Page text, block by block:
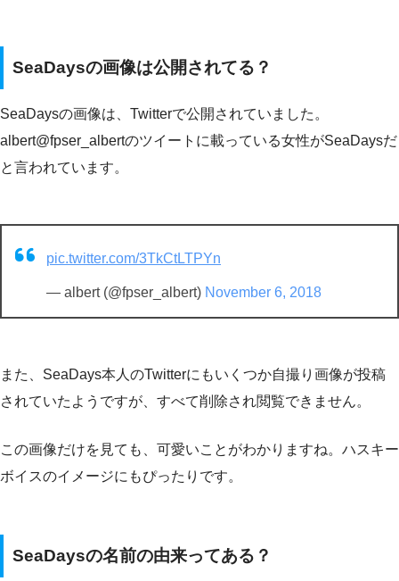
SeaDaysの画像は公開されてる？
SeaDaysの画像は、Twitterで公開されていました。
albert@fpser_albertのツイートに載っている女性がSeaDaysだ
と言われています。
pic.twitter.com/3TkCtLTPYn
— albert (@fpser_albert) November 6, 2018
また、SeaDays本人のTwitterにもいくつか自撮り画像が投稿
されていたようですが、すべて削除され閲覧できません。
この画像だけを見ても、可愛いことがわかりますね。ハスキー
ボイスのイメージにもぴったりです。
SeaDaysの名前の由来ってある？